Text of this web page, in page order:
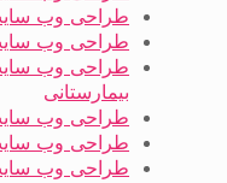
طراحی وب
طراحی وب
طراحی وب
بیمارستانی
طراحی وب
طراحی وب
طراحی وب